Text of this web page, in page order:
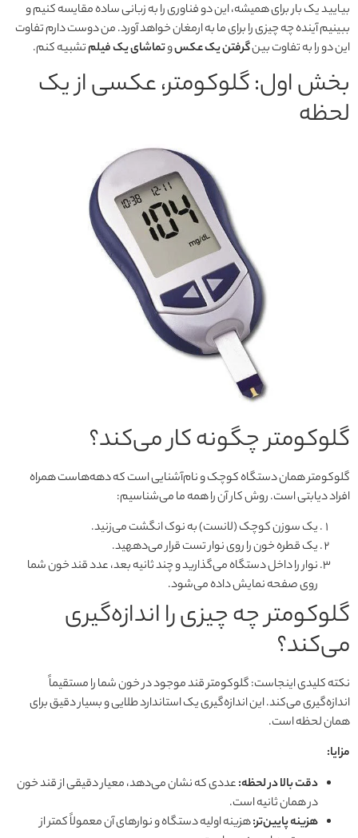
بیایید یک بار برای همیشه، این دو فناوری را به زبانی ساده مقایسه کنیم و
ببینیم آینده چه چیزی را برای ما به ارمغان خواهد آورد. من دوست دارم تفاوت
این دو را به تفاوت بینگرفتن یک عکسوتماشای یک فیلمتشبیه کنم.
بخش اول: گلوکومتر، عکسی از یک
لحظه
گلوکومتر چگونه کار می‌کند؟
گلوکومتر همان دستگاه کوچک و نام‌آشنایی است که دهه‌هاست همراه
افراد دیابتی است. روش کار آن را همه ما می‌شناسیم:
یک سوزن کوچک (لانست) به نوک انگشت می‌زنید.
یک قطره خون را روی نوار تست قرار می‌دههید.
نوار را داخل دستگاه می‌گذارید و چند ثانیه بعد، عدد قند خون شما
روی صفحه نمایش داده می‌شود.
گلوکومتر چه چیزی را اندازه‌گیری
می‌کند؟
نکته کلیدی اینجاست: گلوکومتر قند موجود در خون شما را مستقیماً
اندازه‌گیری می‌کند. این اندازه‌گیری یک استاندارد طلایی و بسیار دقیق برای
همان لحظه است.
مزایا:
دقت بالا در لحظه:عددی که نشان می‌دهد، معیار دقیقی از قند خون
در همان ثانیه است.
هزینه پایین‌تر:هزینه اولیه دستگاه و نوارهای آن معمولاً کمتر از